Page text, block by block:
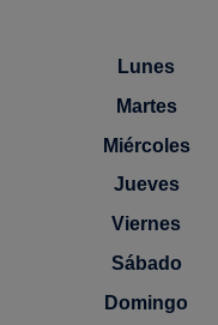
Lunes
Martes
Miércoles
Jueves
Viernes
Sábado
Domingo